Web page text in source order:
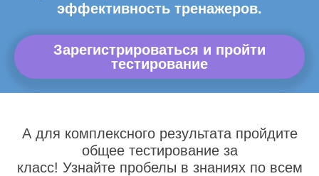
эффективность тренажеров.
Зарегистрироваться и пройти
тестирование
А для комплексного результата пройдите
общее тестирование за
класс! Узнайте пробелы в знаниях по всем